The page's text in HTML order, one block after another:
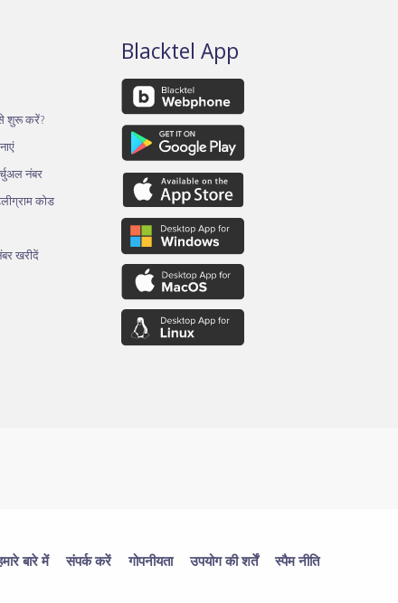
शुरू करें?
नंबर
कोड
खरीदें
Blacktel App
बारे में संपर्क करें गोपनीयता उपयोग की शर्तें स्पैम नीति